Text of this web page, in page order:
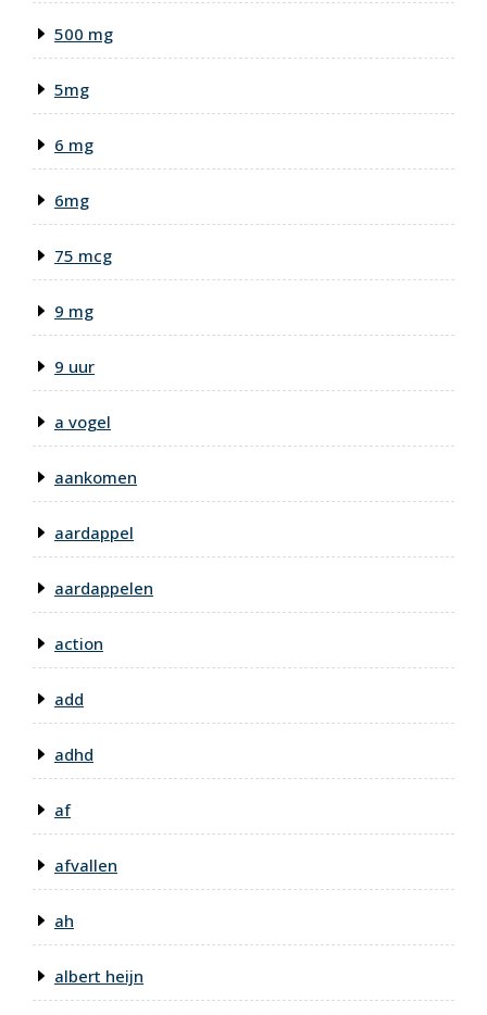
500 mg
5mg
6 mg
6mg
75 mcg
9 mg
9 uur
a vogel
aankomen
aardappel
aardappelen
action
add
adhd
af
afvallen
ah
albert heijn